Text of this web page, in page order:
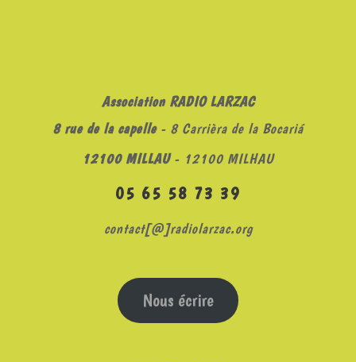
Association RADIO LARZAC
8 rue de la capelle- 8 Carrièra de la Bocariá
12100 MILLAU- 12100 MILHAU
05 65 58 73 39
contact[@]radiolarzac.org
Nous écrire